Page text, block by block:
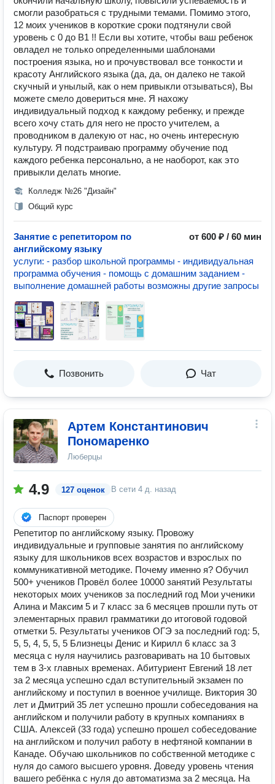
смогли разобраться с трудными темами. Помимо этого,
12 моих учеников в короткие сроки подтянули свой
уровень с 0 до В1 !! Если вы хотите, чтобы ваш ребенок
овладел не только определенными шаблонами
построения языка, но и прочувствовал все тонкости и
красоту Английского языка (да, да, он далеко не такой
скучный и унылый, как о нем привыкли отзываться), Вы
можете смело довериться мне. Я нахожу
индивидуальный подход к каждому ребенку, и прежде
всего хочу стать для него не просто учителем, а
проводником в далекую от нас, но очень интересную
культуру. Я подстраиваю программу обучение под
каждого ребенка персонально, а не наоборот, как это
привыкли делать многие.
Колледж №26 "Дизайн"
Общий курс
Занятие с репетитором по
английскому языку
от 600 ₽ / 60 мин
услуги: - разбор школьной программы - индивидуальная
программа обучения - помощь с домашним заданием -
выполнение домашней работы возможны другие запросы
Позвонить Чат
Артем Константинович
Пономаренко
Люберцы
4.9 127 оценок В сети 4 д. назад
Паспорт проверен
Репетитор по английскому языку. Провожу
индивидуальные и групповые занятия по английскому
языку для школьников всех возрастов и взрослых по
коммуникативной методике. Почему именно я? Обучил
500+ учеников Провёл более 10000 занятий Результаты
некоторых моих учеников за последний год Мои ученики
Алина и Максим 5 и 7 класс за 6 месяцев прошли путь от
элементарных правил грамматики до итоговой годовой
отметки 5. Результаты учеников ОГЭ за последний год: 5,
5, 5, 4, 5, 5, 5 Близнецы Денис и Кирилл 6 класс за 3
месяца с нуля научились разговаривать на 10 бытовых
тем в 3-х главных временах. Абитуриент Евгений 18 лет
за 2 месяца успешно сдал вступительный экзамен по
английскому и поступил в военное училище. Виктория 30
лет и Дмитрий 35 лет успешно прошли собеседования на
английском и получили работу в крупных компаниях в
США. Алексей (33 года) успешно прошел собеседование
на английском и получил работу в нефтяной компании в
Канаде. Обучаю школьников по собственной методике с
нуля до самого высшего уровня. Доведу уровень чтения
вашего ребёнка c нуля до автоматизма за 2 месяца. На